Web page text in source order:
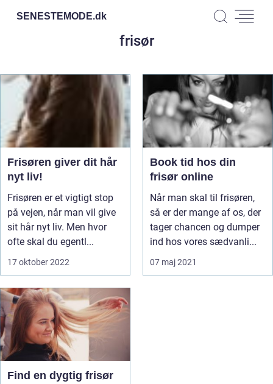
SENESTEMODE.dk
frisør
Frisøren giver dit hår
nyt liv!
Frisøren er et vigtigt stop
på vejen, når man vil give
sit hår nyt liv. Men hvor
ofte skal du egentl...
17 oktober 2022
Book tid hos din
frisør online
Når man skal til frisøren,
så er der mange af os, der
tager chancen og dumper
ind hos vores sædvanli...
07 maj 2021
Find en dygtig frisør